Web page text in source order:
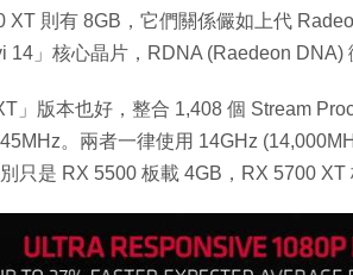
XT 則有 8GB，它們關係儼如上代
14」核心晶片，RDNA (Raedeon DNA)
」版本也好，整合 1,408 個 Stream
。兩者一律使用 14GHz
只是 RX 5500 板載 4GB，RX 5700 XT